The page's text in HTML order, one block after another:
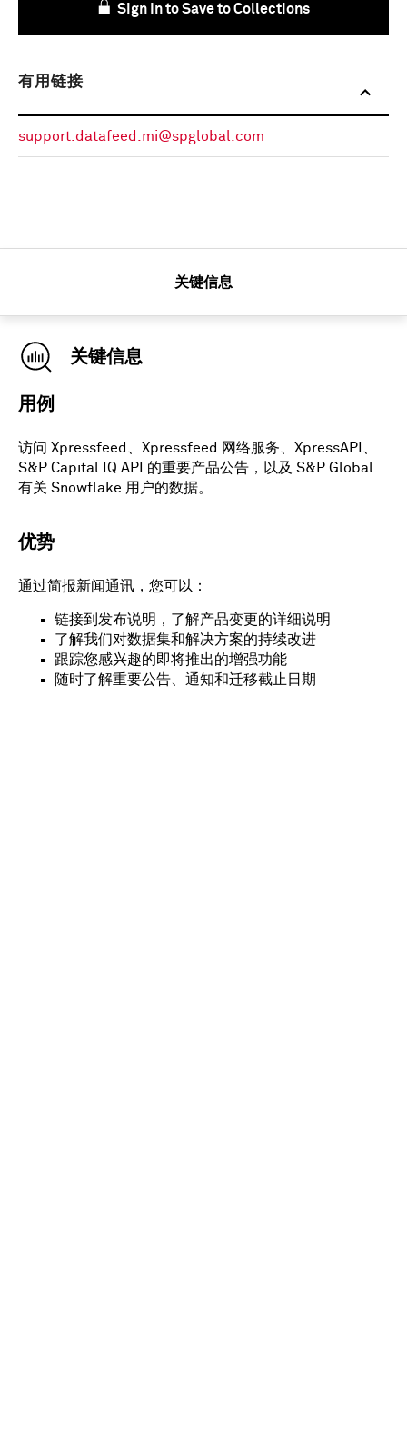
Sign In to Save to Collections
有用链接
support.datafeed.mi@spglobal.com
关键信息
关键信息
用例
访问 Xpressfeed、Xpressfeed 网络服务、XpressAPI、
S&P Capital IQ API 的重要产品公告，以及 S&P Global
有关 Snowflake 用户的数据。
优势
通过简报新闻通讯，您可以：
链接到发布说明，了解产品变更的详细说明
了解我们对数据集和解决方案的持续改进
跟踪您感兴趣的即将推出的增强功能
随时了解重要公告、通知和迁移截止日期